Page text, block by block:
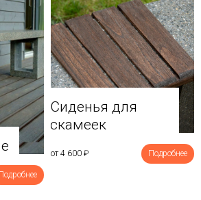
Сиденья для
скамеек
от 4 600 ₽ Подробнее